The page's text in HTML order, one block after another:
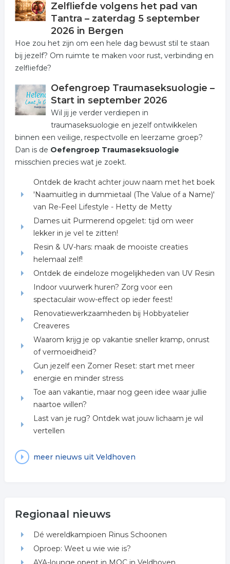
Zelfliefde volgens het pad van
Tantra – zaterdag 5 september
2026 in Bergen
Hoe zou het zijn om een hele dag bewust stil te staan
bij jezelf? Om ruimte te maken voor rust, verbinding en
zelfliefde?
Oefengroep Traumaseksuologie –
Start in september 2026
Wil jij je verder verdiepen in
traumaseksuologie en jezelf ontwikkelen
binnen een veilige, respectvolle en leerzame groep?
Dan is de Oefengroep Traumaseksuologie
misschien precies wat je zoekt.
Ontdek de kracht achter jouw naam met het boek
'Naamuitleg in dummietaal (The Value of a Name)'
van Re-Feel Lifestyle - Hetty de Metty
Dames uit Purmerend opgelet: tijd om weer
lekker in je vel te zitten!
Resin & UV-hars: maak de mooiste creaties
helemaal zelf!
Ontdek de eindeloze mogelijkheden van UV Resin
Indoor vuurwerk huren? Zorg voor een
spectaculair wow-effect op ieder feest!
Renovatiewerkzaamheden bij Hobbyatelier
Creaveres
Waarom krijg je op vakantie sneller kramp, onrust
of vermoeidheid?
Gun jezelf een Zomer Reset: start met meer
energie en minder stress
Toe aan vakantie, maar nog geen idee waar jullie
naartoe willen?
Last van je rug? Ontdek wat jouw lichaam je wil
vertellen
meer nieuws uit Veldhoven
Regionaal nieuws
Dé wereldkampioen Rinus Schoonen
Oproep: Weet u wie wie is?